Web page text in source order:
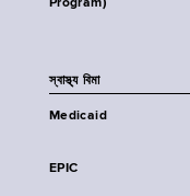
Program)
স্বাস্থ্য বিমা
Medicaid
EPIC